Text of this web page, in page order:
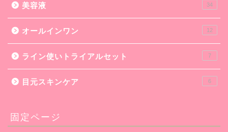
美容液 34
オールインワン 12
ライン使いトライアルセット 7
目元スキンケア 6
固定ページ